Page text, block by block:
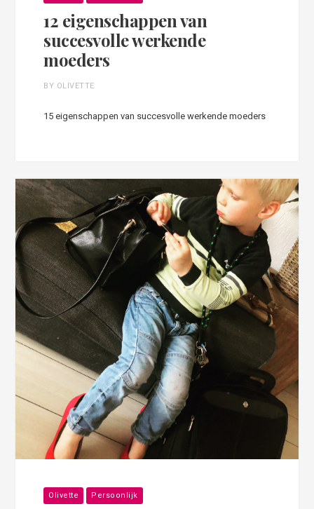
12 eigenschappen van
succesvolle werkende
moeders
BY OLIVETTE
15 eigenschappen van succesvolle werkende moeders
Olivette Persoonlijk